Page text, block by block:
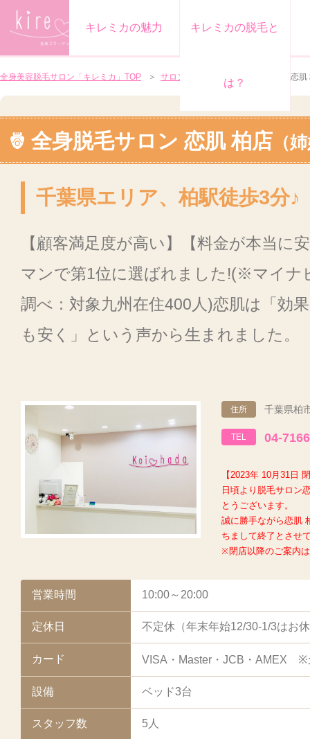
キレミカの魅力 キレミカの脱毛と
は？
全身美容脱毛サロン「キレミカ」TOP ＞ サロン一覧 千葉県エリア 恋肌
全身脱毛サロン 恋肌 柏店 （
千葉県エリア、柏駅徒歩3分♪
【顧客満足度が高い】【料金が本当に
マンで第1位に選ばれました!(※マイナ
調べ：対象九州在住400人)恋肌は「効
も安く」という声から生まれました。
住所 千葉県柏
TEL 04-
【2023年 10月31日
日頃より脱毛サロン
とうございます。
誠に勝手ながら恋肌
ちまして終了とさせ
※閉店以降のご案内
営業時間 10:00～20:00
定休日 不定休（年末年始12/30-1/3はお
カード VISA・Master・JCB・AMEX ※
設備 ベッド3台
スタッフ数 5人